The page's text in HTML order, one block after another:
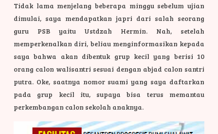
Tidak lama menjelang beberapa minggu sebelum ujian
dimulai, saya mendapatkan japri dari salah seorang
guru PSB yaitu Ustdzah Hermin. Nah, setelah
memperkenalkan diri, beliau menginformasikan kepada
saya bahwa akan dibentuk grup kecil yang berisi 10
orang calon walisantri sesuai dengan abjad calon santri
putra. Oke, saatnya nomor suami yang saya daftarkan
pada grup kecil itu, supaya bisa terus memantau
perkembangan calon sekolah anaknya.